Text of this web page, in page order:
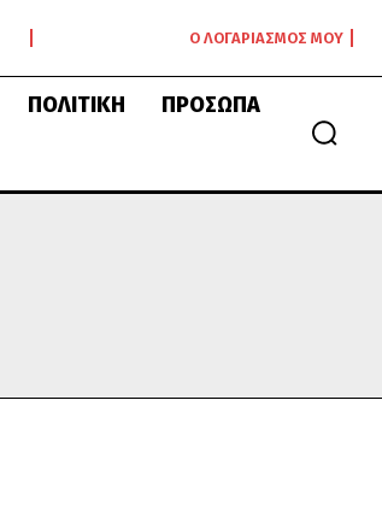
Ο ΛΟΓΑΡΙΑΣΜΌΣ ΜΟΥ
ΠΟΛΙΤΙΚΉ ΠΡΌΣΩΠΑ